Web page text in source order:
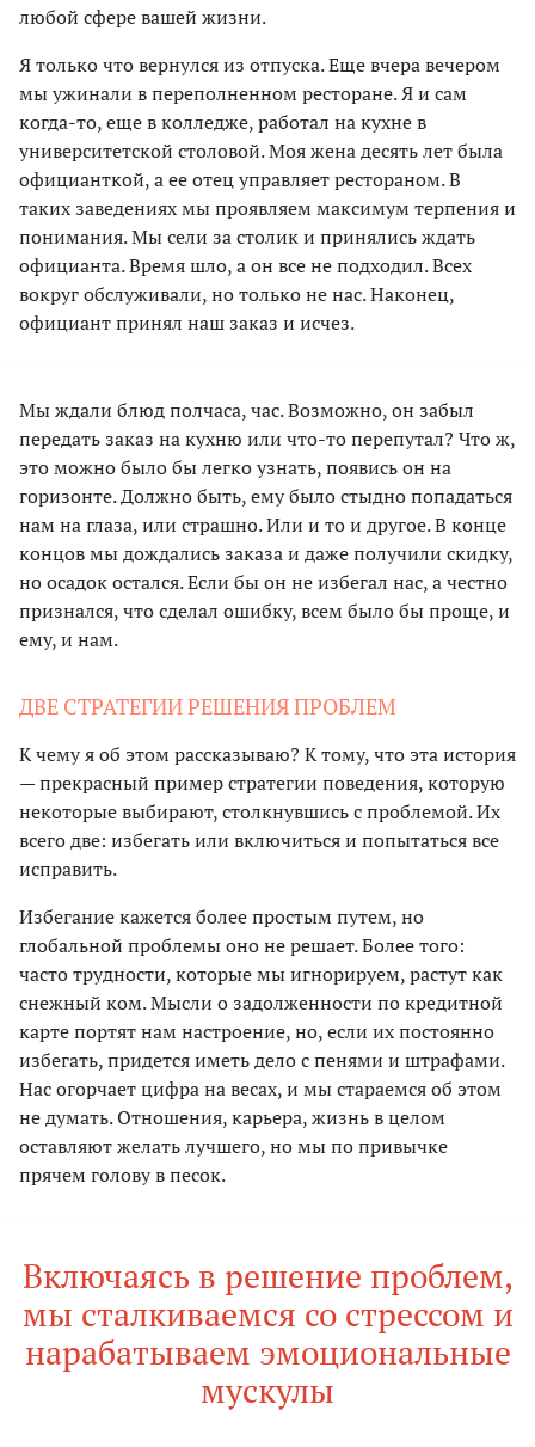
любой сфере вашей жизни.
Я только что вернулся из отпуска. Еще вчера вечером
мы ужинали в переполненном ресторане. Я и сам
когда-то, еще в колледже, работал на кухне в
университетской столовой. Моя жена десять лет была
официанткой, а ее отец управляет рестораном. В
таких заведениях мы проявляем максимум терпения и
понимания. Мы сели за столик и принялись ждать
официанта. Время шло, а он все не подходил. Всех
вокруг обслуживали, но только не нас. Наконец,
официант принял наш заказ и исчез.
Мы ждали блюд полчаса, час. Возможно, он забыл
передать заказ на кухню или что-то перепутал? Что ж,
это можно было бы легко узнать, появись он на
горизонте. Должно быть, ему было стыдно попадаться
нам на глаза, или страшно. Или и то и другое. В конце
концов мы дождались заказа и даже получили скидку,
но осадок остался. Если бы он не избегал нас, а честно
признался, что сделал ошибку, всем было бы проще, и
ему, и нам.
ДВЕ СТРАТЕГИИ РЕШЕНИЯ ПРОБЛЕМ
К чему я об этом рассказываю? К тому, что эта история
— прекрасный пример стратегии поведения, которую
некоторые выбирают, столкнувшись с проблемой. Их
всего две: избегать или включиться и попытаться все
исправить.
Избегание кажется более простым путем, но
глобальной проблемы оно не решает. Более того:
часто трудности, которые мы игнорируем, растут как
снежный ком. Мысли о задолженности по кредитной
карте портят нам настроение, но, если их постоянно
избегать, придется иметь дело с пенями и штрафами.
Нас огорчает цифра на весах, и мы стараемся об этом
не думать. Отношения, карьера, жизнь в целом
оставляют желать лучшего, но мы по привычке
прячем голову в песок.
Включаясь в решение проблем,
мы сталкиваемся со стрессом и
нарабатываем эмоциональные
мускулы